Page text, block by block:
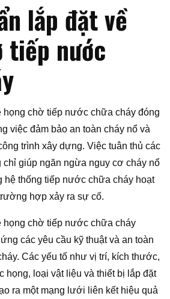
lắp đặt về
tiếp nước
họng chờ tiếp nước chữa cháy đóng
việc đảm bảo an toàn cháy nổ và
trình xây dựng. Việc tuân thủ các
chỉ giúp ngăn ngừa nguy cơ cháy nổ
hệ thống tiếp nước chữa cháy hoạt
hợp xảy ra sự cố.
họng chờ tiếp nước chữa cháy
các yêu cầu kỹ thuật và an toàn
Các yếu tố như vị trí, kích thước,
họng, loại vật liệu và thiết bị lắp đặt
ra một mạng lưới liên kết hiệu quả